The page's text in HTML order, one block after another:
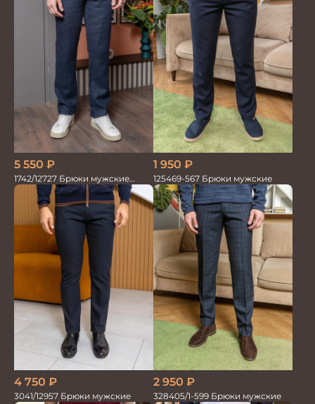
5 550 ₽
1742/12727 Брюки мужские
100%лён син
1 950 ₽
125469-567 Брюки мужские
4 750 ₽
3041/12957 Брюки мужские
2 950 ₽
328405/1-599 Брюки мужские